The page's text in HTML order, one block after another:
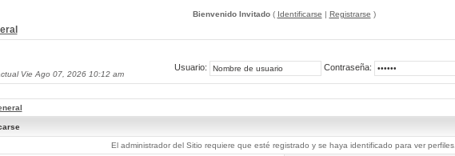
Bienvenido Invitado( Identificarse | Registrarse )
Vie Ago 07, 2026 10:12 am
Usuario: Contraseña:
El administrador del Sitio requiere que esté registrado y se haya identificado para ver perfiles.